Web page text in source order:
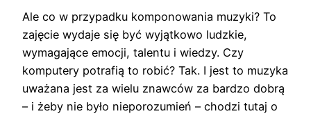
Ale co w przypadku komponowania muzyki? To
zajęcie wydaje się być wyjątkowo ludzkie,
wymagające emocji, talentu i wiedzy. Czy
komputery potrafią to robić? Tak. I jest to muzyka
uważana jest za wielu znawców za bardzo dobrą
– i żeby nie było nieporozumień – chodzi tutaj o